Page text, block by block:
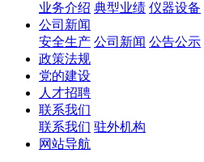
业务介绍 典型业绩 仪器设备
公司新闻
安全生产 公司新闻 公告公示
政策法规
党的建设
人才招聘
联系我们
联系我们 驻外机构
网站导航